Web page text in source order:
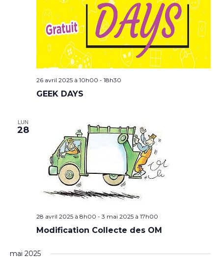
26 avril 2025 à 10h00 - 18h30
GEEK DAYS
LUN
28
28 avril 2025 à 8h00 - 3 mai 2025 à 17h00
Modification Collecte des OM
mai 2025